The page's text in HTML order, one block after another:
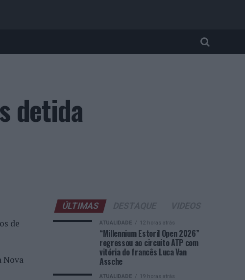
detida
de
Nova
ÚLTIMAS
ATUALIDADE 12 horas atrás
“Millennium Estoril Open 2026”
regressou ao circuito ATP com
vitória do francês Luca Van
Assche
ATUALIDADE 19 horas atrás